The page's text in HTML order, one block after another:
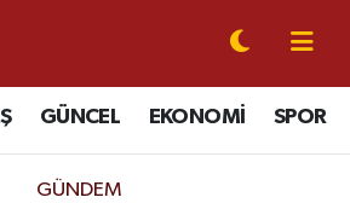
GÜNCEL EKONOMİ SPOR
GÜNDEM
Nöbetçi Eczaneler
Hava Durumu